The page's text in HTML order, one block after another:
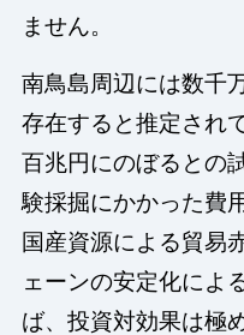
ません。
南鳥島周辺には数千
存在すると推定され
百兆円にのぼるとの
験採掘にかかった費
国産資源による貿易
ェーンの安定化によ
ば、投資対効果は極